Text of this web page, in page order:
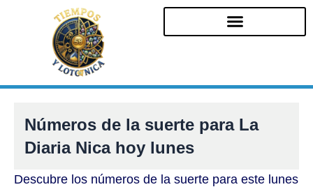
Números de la suerte para La
Diaria Nica hoy lunes
Descubre los números de la suerte para este lunes